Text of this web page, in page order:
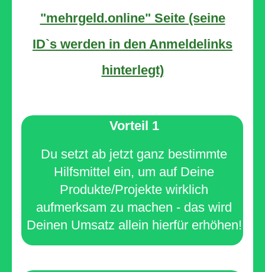
"mehrgeld.online" Seite (seine
ID`s werden in den Anmeldelinks
hinterlegt)
Vorteil 1
Du setzt ab jetzt ganz bestimmte
Hilfsmittel ein, um auf Deine
Produkte/Projekte wirklich
aufmerksam zu machen - das wird
Deinen Umsatz allein hierfür erhöhen!